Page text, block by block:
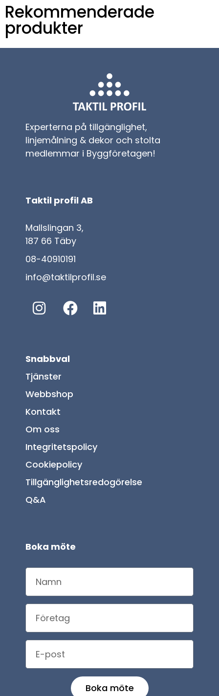
Rekommenderade
produkter
Experterna på tillgänglighet,
linjemålning & dekor och stolta
medlemmar i Byggföretagen!
Taktil profil AB
Mallslingan 3,
187 66 Täby
08-40910191
info@taktilprofil.se
Snabbval
Tjänster
Webbshop
Kontakt
Om oss
Integritetspolicy
Cookiepolicy
Tillgänglighetsredogörelse
Q&A
Boka möte
Boka möte